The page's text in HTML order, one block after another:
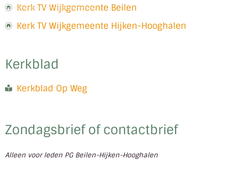
Kerk TV Wijkgemeente Beilen
Kerk TV Wijkgemeente Hijken-Hooghalen
Kerkblad
Kerkblad Op Weg
Zondagsbrief of contactbrief
Alleen voor leden PG Beilen-Hijken-Hooghalen